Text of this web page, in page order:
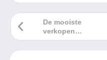
De mooiste
verkopen
Delcampe